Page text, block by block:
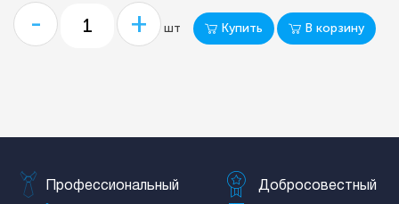
- + шт Купить В корзину
Профессиональный Добросовестный